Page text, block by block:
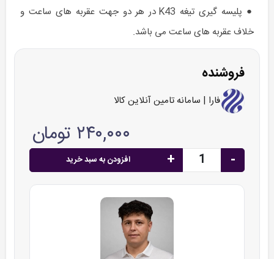
● پلیسه گیری تیغه K43 در هر دو جهت عقربه های ساعت و
خلاف عقربه های ساعت می باشد.
فروشنده
فارا | سامانه تامین آنلاین کالا
۲۴۰,۰۰۰ تومان
-
+ افزودن به سبد خرید